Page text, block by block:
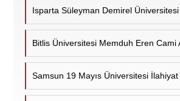
Isparta Süleyman Demirel Üniversitesi
Bitlis Üniversitesi Memduh Eren Cami
Samsun 19 Mayıs Üniversitesi